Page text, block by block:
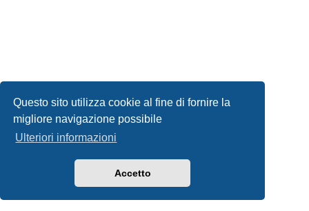
Questo sito utilizza cookie al fine di fornire la
migliore navigazione possibile
Ulteriori informazioni
Accetto